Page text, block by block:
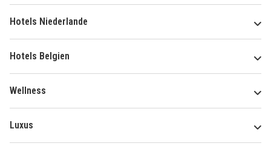
Hotels Niederlande
Hotels Belgien
Wellness
Luxus